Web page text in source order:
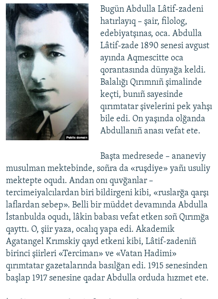
Bugün Abdulla Lâtif-zadeni
hatırlayıq – şair, filolog,
edebiyatşınas, oca. Abdulla
Lâtif-zade 1890 senesi avgust
ayında Aqmescitte oca
qorantasında dünyağa keldi.
Balalığı Qırımnıñ şimalinde
keçti, bunıñ sayesinde
qırımtatar şivelerini pek yahşı
bile edi. On yaşında olğanda
Abdullanıñ anası vefat ete.
Başta medresede – ananeviy
musulman mektebinde, soñra da «ruşdiye» yañı usuliy
mektepte oqudı. Andan onı quvğanlar –
tercimeiyalcılardan biri bildirgeni kibi, «ruslarğa qarşı
laflardan sebep». Belli bir müddet devamında Abdulla
İstanbulda oqudı, lâkin babası vefat etken soñ Qırımğa
qayttı. O, şiir yaza, ocalıq yapa edi. Akademik
Agatangel Krımskiy qayd etkeni kibi, Lâtif-zadeniñ
birinci şiirleri «Terciman» ve «Vatan Hadimi»
qırımtatar gazetalarında basılğan edi. 1915 senesinden
başlap 1917 senesine qadar Abdulla orduda hızmet ete.